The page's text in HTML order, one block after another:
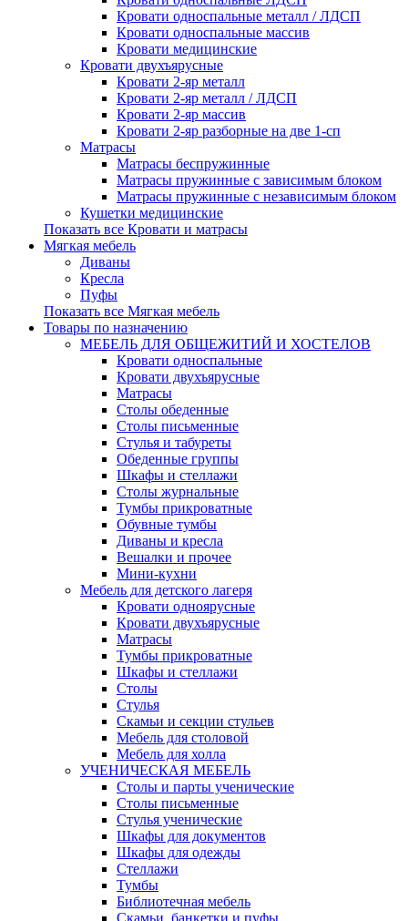
Кровати односпальные металл / ЛДСП
Кровати односпальные массив
Кровати медицинские
Кровати двухъярусные
Кровати 2-яр металл
Кровати 2-яр металл / ЛДСП
Кровати 2-яр массив
Кровати 2-яр разборные на две 1-сп
Матрасы
Матрасы беспружинные
Матрасы пружинные с зависимым блоком
Матрасы пружинные с независимым блоком
Кушетки медицинские
Показать все Кровати и матрасы
Мягкая мебель
Диваны
Кресла
Пуфы
Показать все Мягкая мебель
Товары по назначению
МЕБЕЛЬ ДЛЯ ОБЩЕЖИТИЙ И ХОСТЕЛОВ
Кровати односпальные
Кровати двухъярусные
Матрасы
Столы обеденные
Столы письменные
Стулья и табуреты
Обеденные группы
Шкафы и стеллажи
Столы журнальные
Тумбы прикроватные
Обувные тумбы
Диваны и кресла
Вешалки и прочее
Мини-кухни
Мебель для детского лагеря
Кровати одноярусные
Кровати двухъярусные
Матрасы
Тумбы прикроватные
Шкафы и стеллажи
Столы
Стулья
Скамьи и секции стульев
Мебель для столовой
Мебель для холла
УЧЕНИЧЕСКАЯ МЕБЕЛЬ
Столы и парты ученические
Столы письменные
Стулья ученические
Шкафы для документов
Шкафы для одежды
Стеллажи
Тумбы
Библиотечная мебель
Скамьи, банкетки и пуфы